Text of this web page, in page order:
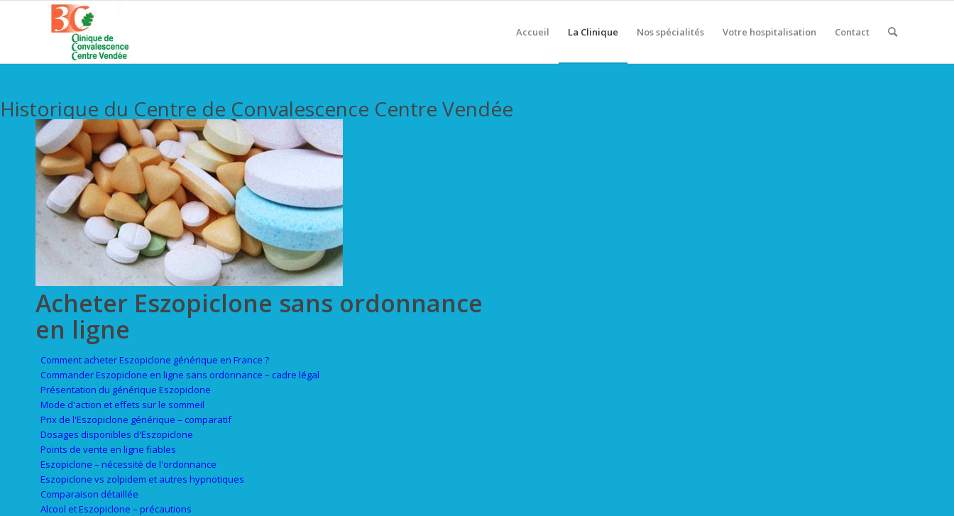
Accueil La Clinique Nos spécialités Votre hospitalisation Contact
Historique du Centre de Convalescence Centre Vendée
Acheter Eszopiclone sans ordonnance
en ligne
Comment acheter Eszopiclone générique en France ?
Commander Eszopiclone en ligne sans ordonnance – cadre légal
Présentation du générique Eszopiclone
Mode d'action et effets sur le sommeil
Prix de l'Eszopiclone générique – comparatif
Dosages disponibles d'Eszopiclone
Points de vente en ligne fiables
Eszopiclone – nécessité de l'ordonnance
Eszopiclone vs zolpidem et autres hypnotiques
Comparaison détaillée
Alcool et Eszopiclone – précautions